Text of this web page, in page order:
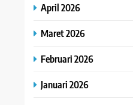
April 2026
Maret 2026
Februari 2026
Januari 2026